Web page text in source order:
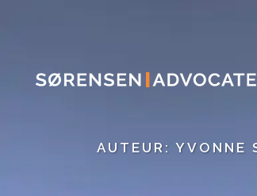
AUTEUR: YVONNE